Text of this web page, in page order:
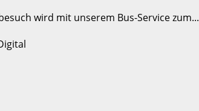
wird mit unserem Bus-Service zum...